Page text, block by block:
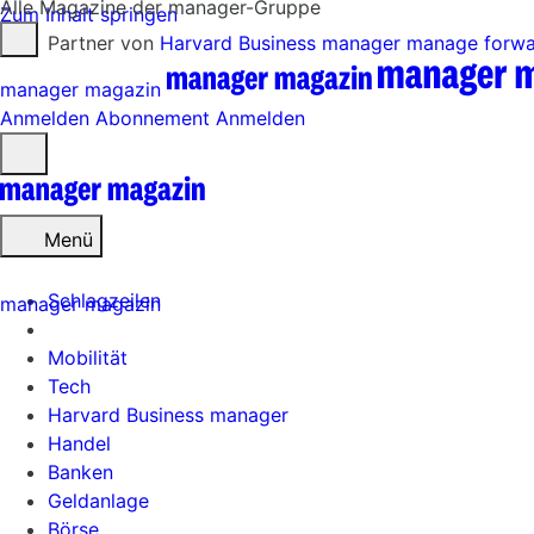
Zum Inhalt springen
Partner von Harvard Business manager manage
manager magazin
Anmelden Abonnement Anmelden
öffnen
Menü
Schlagzeilen
Mobilität
Tech
Harvard Business manager
Handel
Banken
Geldanlage
Börse
Alle Magazine der manager-Gruppe
manager magazin